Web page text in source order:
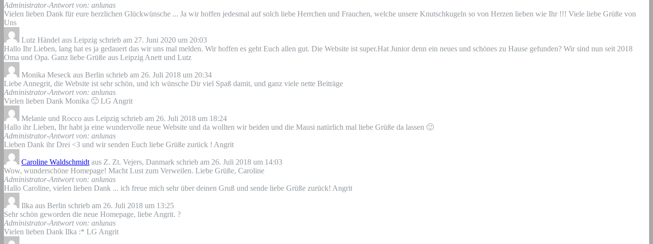
Administrator-Antwort von: anlunas
Vielen lieben Dank für eure herzlichen Glückwünsche ... Ja wir hoffen jedesmal auf solch liebe Herrchen und Frauchen, welche unsere Knutschkugeln so von Herzen lieben wie Ihr !!! Viele liebe Grüße von
Uns
Lutz Händel aus Leipzig schrieb am 27. Juni 2020 um 20:03
Hallo Ihr Lieben, lang hat es ja gedauert das wir uns mal melden. Wir hoffen es geht Euch allen gut. Die Website ist super.Hat Junior denn ein neues und schönes zu Hause gefunden? Wir sind nun seit 2018
Oma und Opa. Ganz liebe Grüße aus Leipzig Anett und Lutz
Monika Meseck aus Berlin schrieb am 26. Juli 2018 um 20:34
Liebe Annegrit, die Website ist sehr schön, und ich wünsche Dir viel Spaß damit, und ganz viele nette Beiträge
Administrator-Antwort von: anlunas
Vielen lieben Dank Monika 🙂 LG Angrit
Melanie und Rocco aus Leipzig schrieb am 26. Juli 2018 um 18:24
Hallo ihr Lieben, Ihr habt ja eine wundervolle neue Website und da wollten wir beiden und die Mausi natürlich mal liebe Grüße da lassen 🙂
Administrator-Antwort von: anlunas
Lieben Dank ihr Drei <3 und wir senden Euch liebe Grüße zurück ! Angrit
Caroline Waldschmidt aus Z. Zt. Vejers, Danmark schrieb am 26. Juli 2018 um 14:03
Wow, wunderschöne Homepage! Macht Lust zum Verweilen. Liebe Grüße, Caroline
Administrator-Antwort von: anlunas
Hallo Caroline, vielen lieben Dank ... ich freue mich sehr über deinen Gruß und sende liebe Grüße zurück! Angrit
Ilka aus Berlin schrieb am 26. Juli 2018 um 13:25
Sehr schön geworden die neue Homepage, liebe Angrit. ?
Administrator-Antwort von: anlunas
Vielen lieben Dank Ilka :* LG Angrit